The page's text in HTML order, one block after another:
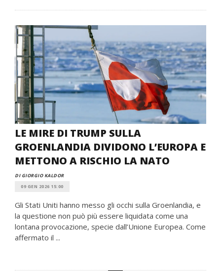
LE MIRE DI TRUMP SULLA
GROENLANDIA DIVIDONO L’EUROPA E
METTONO A RISCHIO LA NATO
DI GIORGIO KALDOR
09 GEN 2026 15:00
Gli Stati Uniti hanno messo gli occhi sulla Groenlandia, e
la questione non può più essere liquidata come una
lontana provocazione, specie dall’Unione Europea. Come
affermato il ...